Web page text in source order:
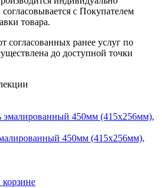
с Покупателем
товара.
согласованных ранее услуг по
до доступной точки
450мм (415х256мм),
корзине